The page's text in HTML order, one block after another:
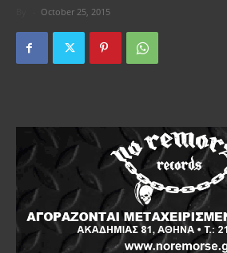
October 25, 2015